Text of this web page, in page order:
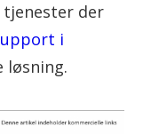
der
i
løsning.